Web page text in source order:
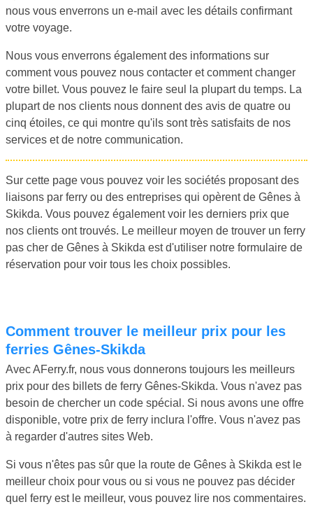
nous vous enverrons un e-mail avec les détails confirmant
votre voyage.
Nous vous enverrons également des informations sur
comment vous pouvez nous contacter et comment changer
votre billet. Vous pouvez le faire seul la plupart du temps. La
plupart de nos clients nous donnent des avis de quatre ou
cinq étoiles, ce qui montre qu'ils sont très satisfaits de nos
services et de notre communication.
Sur cette page vous pouvez voir les sociétés proposant des
liaisons par ferry ou des entreprises qui opèrent de Gênes à
Skikda. Vous pouvez également voir les derniers prix que
nos clients ont trouvés. Le meilleur moyen de trouver un ferry
pas cher de Gênes à Skikda est d'utiliser notre formulaire de
réservation pour voir tous les choix possibles.
Comment trouver le meilleur prix pour les
ferries Gênes-Skikda
Avec AFerry.fr, nous vous donnerons toujours les meilleurs
prix pour des billets de ferry Gênes-Skikda. Vous n'avez pas
besoin de chercher un code spécial. Si nous avons une offre
disponible, votre prix de ferry inclura l'offre. Vous n'avez pas
à regarder d'autres sites Web.
Si vous n'êtes pas sûr que la route de Gênes à Skikda est le
meilleur choix pour vous ou si vous ne pouvez pas décider
quel ferry est le meilleur, vous pouvez lire nos commentaires.